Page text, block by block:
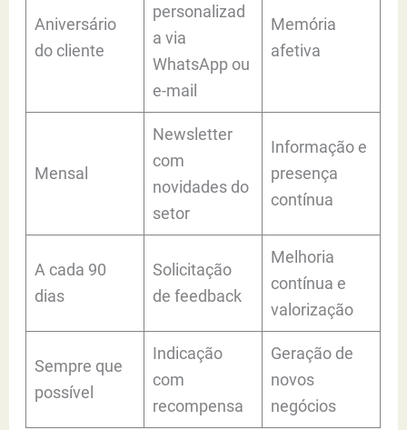
Aniversário
do cliente
personalizad
a via
WhatsApp ou
e-mail
Memória
afetiva
Mensal
Newsletter
com
novidades do
setor
Informação e
presença
contínua
A cada 90
dias
Solicitação
de feedback
Melhoria
contínua e
valorização
Sempre que
possível
Indicação
com
recompensa
Geração de
novos
negócios